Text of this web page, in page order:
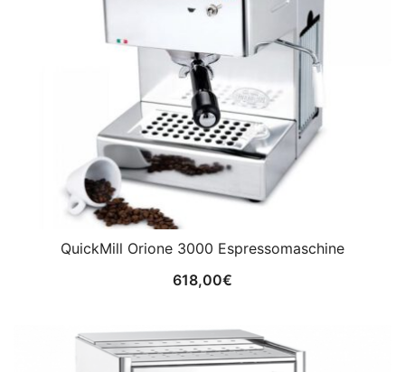
QuickMill Orione 3000 Espressomaschine
618,00€